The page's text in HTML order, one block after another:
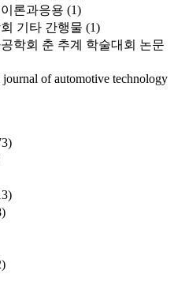
론과응용 (1)
기타 간행물 (1)
학회 춘 추계 학술대회 논문
journal of automotive technology